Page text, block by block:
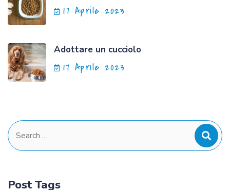
17 Aprile 2023
Adottare un cucciolo
17 Aprile 2023
Search
for:
Post Tags